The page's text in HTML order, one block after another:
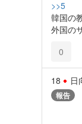
>>5
韓国の
外国の
0
18 日
報告